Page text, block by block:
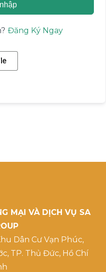
Đăng Ký Ngay
MẠI VÀ DỊCH VỤ SA
Dân Cư Vạn Phúc,
TP. Thủ Đức, Hồ Chí